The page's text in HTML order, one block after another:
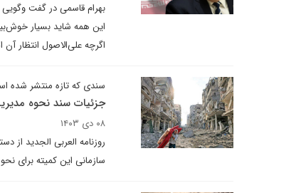
بهرام قاسمی در گفت وگویی
این همه شاید بسیار
اگرچه علی‌الاصول انتظار
سندی که تازه منتشر شده
جزئیات سند نحوه
۰۸ دی ۱۴۰۳
سازمانی این کمیته برای